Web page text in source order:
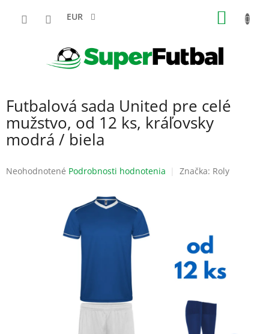
EUR
Futbalová sada United pre celé
mužstvo, od 12 ks, kráľovsky
modrá / biela
Priemerné
Neohodnotené Podrobnosti hodnotenia Značka: Roly